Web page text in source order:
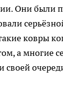
Они были
ковры
а многие
своей